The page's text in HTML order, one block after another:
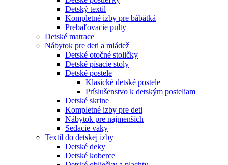
Detský textil
Kompletné izby pre bábätká
Prebaľovacie pulty
Detské matrace
Nábytok pre deti a mládež
Detské otočné stoličky
Detské písacie stoly
Detské postele
Klasické detské postele
Príslušenstvo k detským posteliam
Detské skrine
Kompletné izby pre deti
Nábytok pre najmenších
Sedacie vaky
Textil do detskej izby
Detské deky
Detské koberce